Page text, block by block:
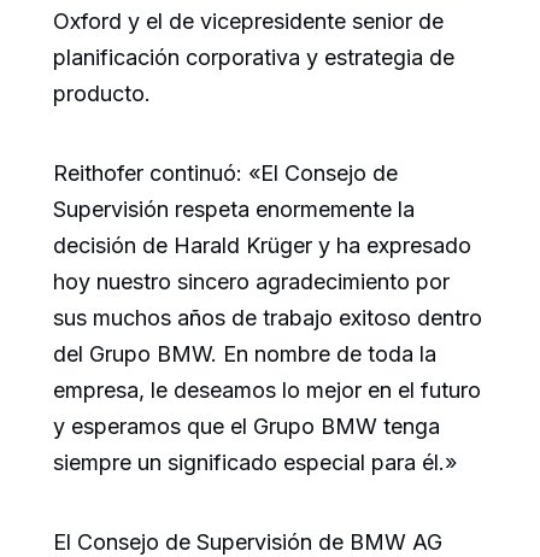
Oxford y el de vicepresidente senior de
planificación corporativa y estrategia de
producto.
Reithofer continuó: «El Consejo de
Supervisión respeta enormemente la
decisión de Harald Krüger y ha expresado
hoy nuestro sincero agradecimiento por
sus muchos años de trabajo exitoso dentro
del Grupo BMW. En nombre de toda la
empresa, le deseamos lo mejor en el futuro
y esperamos que el Grupo BMW tenga
siempre un significado especial para él.»
El Consejo de Supervisión de BMW AG